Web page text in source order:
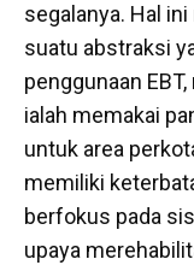
segalanya. Hal
suatu abstraksi
penggunaan
ialah memakai
untuk area
memiliki
berfokus pada
upaya